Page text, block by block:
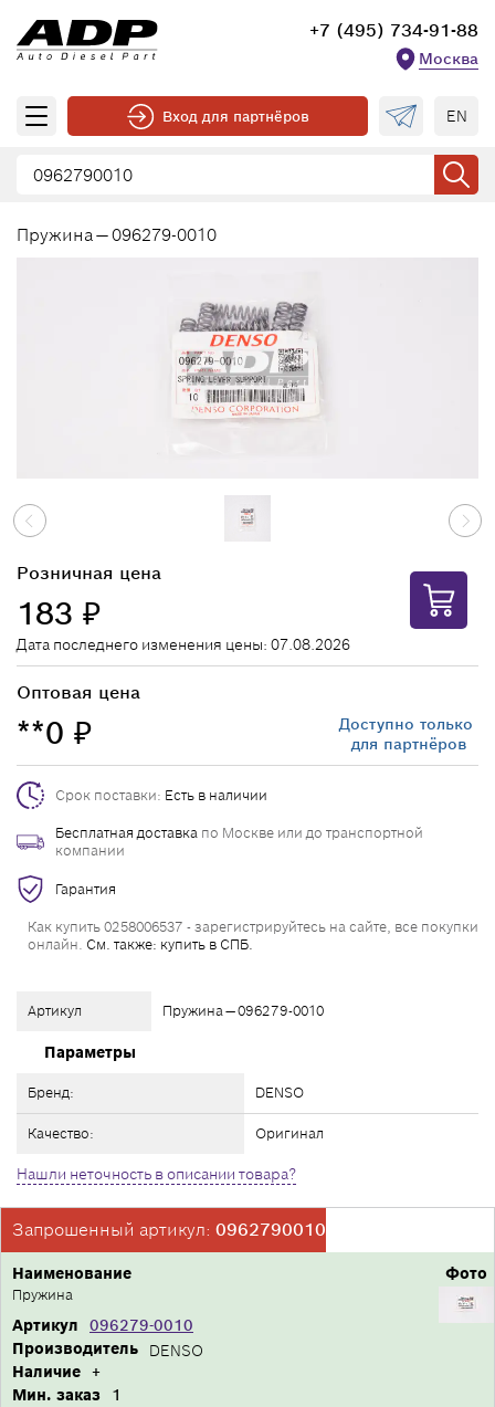
+7 (495) 734-91-88
Москва
Вход для партнёров EN
Пружина — 096279-0010
Артикул Пружина — 096279-0010
Параметры
Бренд: DENSO
Качество: Оригинал
Нашли неточность в описании товара?
Розничная цена
183 ₽
Дата последнего изменения цены: 07.08.2026
Оптовая цена
**0 ₽
Доступно только
для партнёров
Срок поставки: Есть в наличии
Бесплатная доставка по Москве или до транспортной
компании
Гарантия
Как купить 0258006537 - зарегистрируйтесь на сайте, все покупки
онлайн. См. также: купить в СПБ.
Запрошенный артикул: 0962790010
Фото
Производитель DENSO
Артикул 096279-0010
Наименование
Пружина
Наличие +
Мин. заказ
1